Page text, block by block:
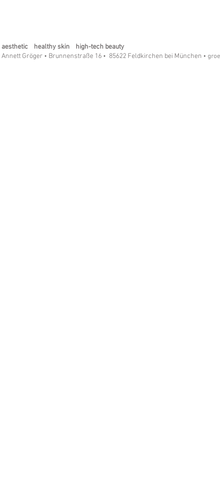
aesthetic healthy skin high-tech beauty
Annett Gröger • Brunnenstraße 16 • 85622 Feldkirchen bei München •